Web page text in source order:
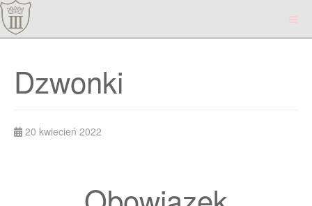
Dzwonki
20 kwiecień 2022